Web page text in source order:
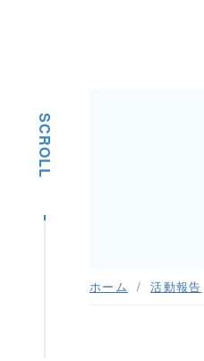
SCROLL
ホーム 活動報告